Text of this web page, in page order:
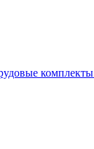
комплекты